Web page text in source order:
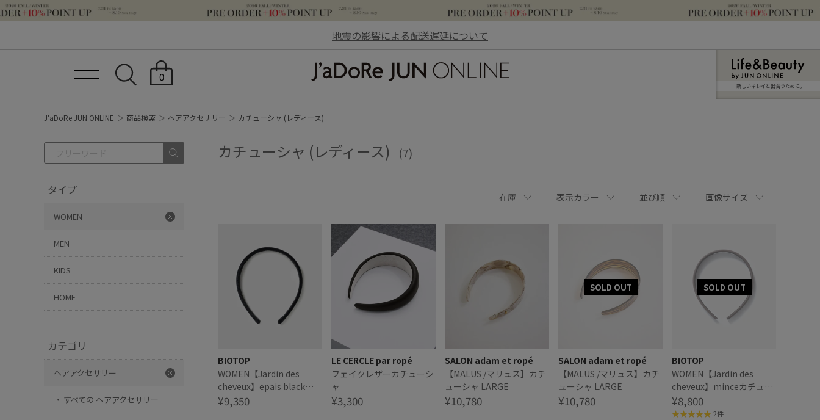
地震の影響による配送遅延について
0
新しいキレイと出合うために。
J'aDoRe JUN ONLINE 商品検索 ヘアアクセサリー カチューシャ (レディース)
タイプ
WOMEN
MEN
KIDS
HOME
カテゴリ
ヘアアクセサリー
すべての ヘアアクセサリー
カチューシャ (レディース) (7)
在庫 表示カラー 並び順 画像サイズ
BIOTOP
WOMEN【Jardin des
cheveux】epais black
velour カチューシャ
¥9,350
LE CERCLE par ropé
フェイクレザーカチューシ
ャ
¥3,300
SALON adam et ropé
【MALUS /マリュス】カチ
ューシャ LARGE
¥10,780
SALON adam et ropé
【MALUS /マリュス】カチ
ューシャ LARGE
¥10,780
BIOTOP
WOMEN【Jardin des
cheveux】minceカチュー
シャ
¥8,800
2件